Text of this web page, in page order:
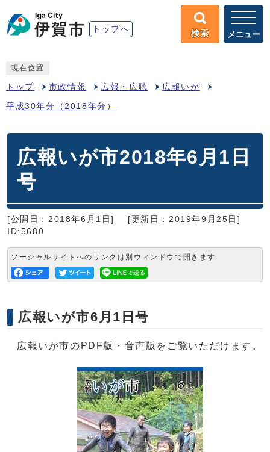
トップへ 検索 メニュー
現在位置
トップ 市政情報 広報・広聴 広報いが
平成30年分（2018年分）
広報いが市2018年6月1日
号
[公開日：2018年6月1日]
[更新日：2019年9月25日]
ID:5680
ソーシャルサイトへのリンクは別ウィンドウで開きます
広報いが市6月1日号
広報いが市のPDF版・音声版をご覧いただけます。